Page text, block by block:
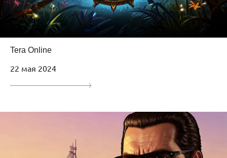
Tera Online
22 мая 2024